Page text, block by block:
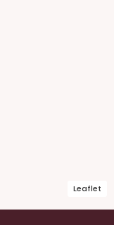
Leaflet